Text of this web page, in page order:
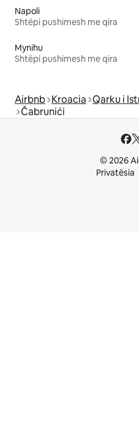
Napoli
Shtëpi pushimesh me qira
Mynihu
Shtëpi pushimesh me qira
Airbnb Kroacia Qarku i
Čabrunići
© 2026
Privatësia